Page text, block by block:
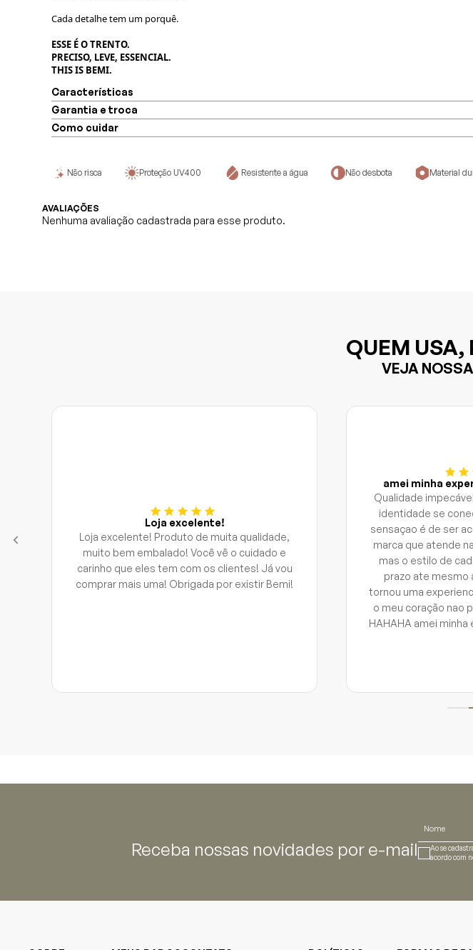
Cada detalhe tem um porquê.
ESSE É O TRENTO.
PRECISO, LEVE, ESSENCIAL.
THIS IS BEMI.
Características
Como cuidar
Garantia e troca
Não risca Proteção UV400 Resistente a água Não desbota Material
AVALIAÇÕES
Nenhuma avaliação cadastrada para esse produto.
QUEM USA,
VEJA
Loja excelente!
Loja excelente! Produto de muita qualidade,
muito bem embalado! Você vê o cuidado e
carinho que eles tem com os clientes! Já vou
comprar mais uma! Obrigada por existir Bemi!
amei minha
Qualidade
identidade se
sensaçao é de ser
marca que atende
mas o estilo de
prazo ate mesmo
tornou uma
o meu coração nao
HAHAHA amei
Receba nossas novidades por e-mail
Ao se
acordo com